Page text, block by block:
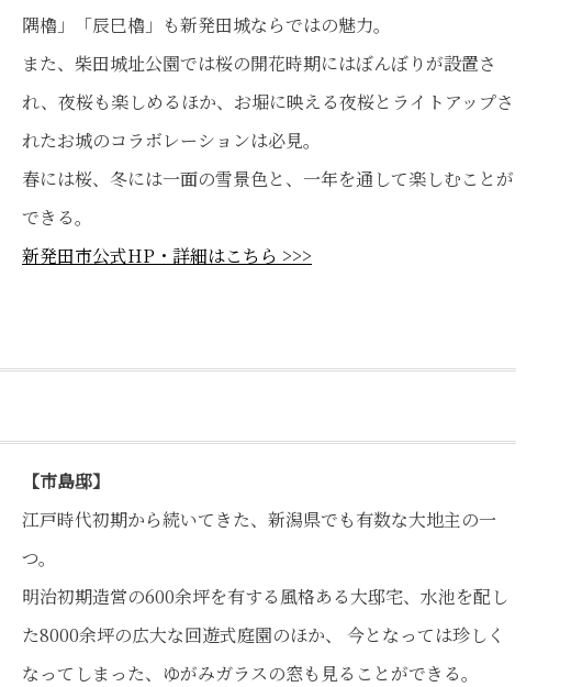
ライトアップされる新発田城 新発田城
隅櫓」「辰巳櫓」も新発田城ならではの魅力。
また、柴田城址公園では桜の開花時期にはぼんぼりが設置さ
れ、夜桜も楽しめるほか、お堀に映える夜桜とライトアップさ
れたお城のコラボレーションは必見。
春には桜、冬には一面の雪景色と、一年を通して楽しむことが
できる。
新発田市公式HP・詳細はこちら >>>
【市島邸】
江戸時代初期から続いてきた、新潟県でも有数な大地主の一
つ。
明治初期造営の600余坪を有する風格ある大邸宅、水池を配し
た8000余坪の広大な回遊式庭園のほか、 今となっては珍しく
なってしまった、ゆがみガラスの窓も見ることができる。